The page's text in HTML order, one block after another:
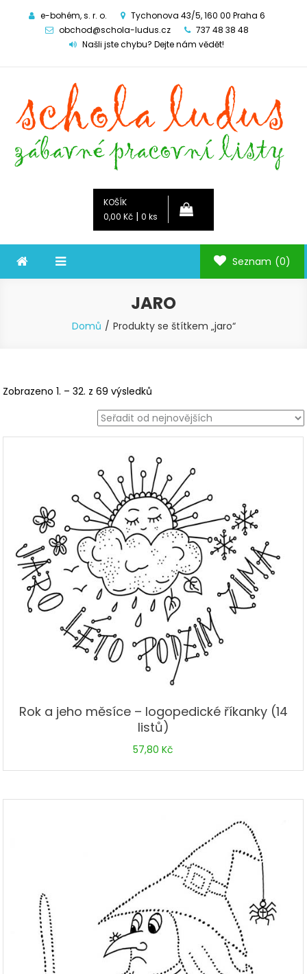
e-bohém, s. r. o.
Tychonova 43/5, 160 00 Praha 6
obchod@schola-ludus.cz
737 48 38 48
Našli jste chybu? Dejte nám vědět!
KOŠÍK
0,00 Kč | 0 ks
Seznam (0)
JARO
Domů Produkty se štítkem „jaro“
Zobrazeno 1. – 32. z 69 výsledků
od
nejnovějších
Rok a jeho měsíce – logopedické říkanky (14
listů)
57,80Kč